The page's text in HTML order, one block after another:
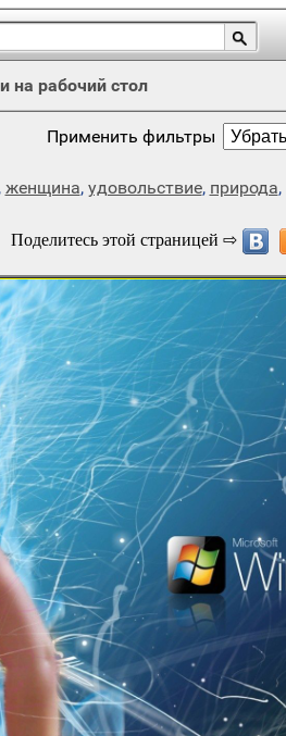
на рабочий стол
Применить фильтры
, женщина, удовольствие, природа,